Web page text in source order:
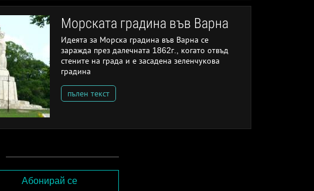
Морската градина във Варна
Идеята за Морска градина във Варна се
заражда през далечната 1862г., когато отвъд
стените на града и е засадена зеленчукова
градина
пълен текст